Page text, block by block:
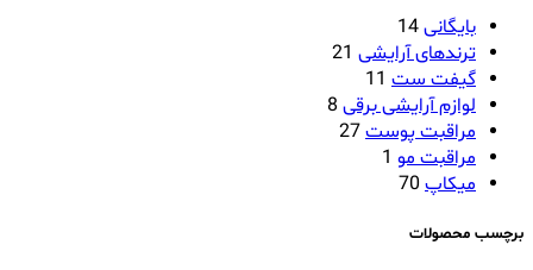
بایگانی14
ترندهای آرایشی 21
گیفت ست 11
لوازم آرایشی برقی 8
مراقبت پوست27
مراقبت مو 1
میکاپ 70
برچسب محصولات